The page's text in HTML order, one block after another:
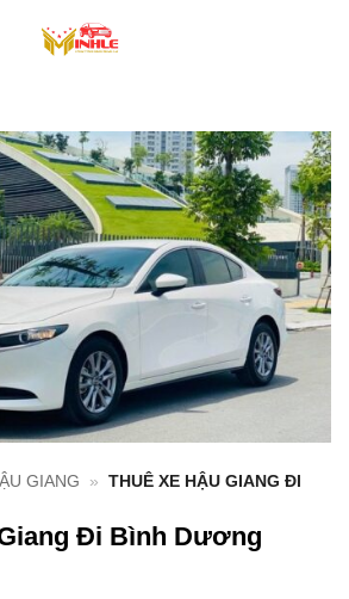
GIANG »
THUÊ XE HẬU GIANG ĐI
Đi Bình Dương